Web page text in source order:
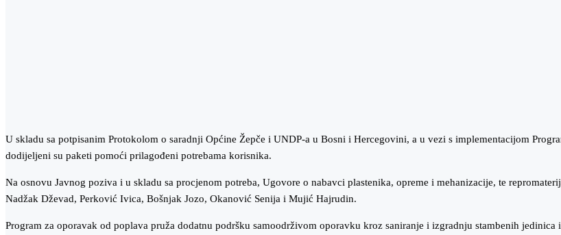
U skladu sa potpisanim Protokolom o saradnji Općine Žepče i UNDP-a u Bosni i Hercegovini, a u vezi s implementacijom
dodijeljeni su paketi pomoći prilagođeni potrebama korisnika.
Na osnovu Javnog poziva i u skladu sa procjenom potreba, Ugovore o nabavci plastenika, opreme i mehanizacije, te
Nadžak Dževad, Perković Ivica, Bošnjak Jozo, Okanović Senija i Mujić Hajrudin.
Program za oporavak od poplava pruža dodatnu podršku samoodrživom oporavku kroz saniranje i izgradnju stambenih